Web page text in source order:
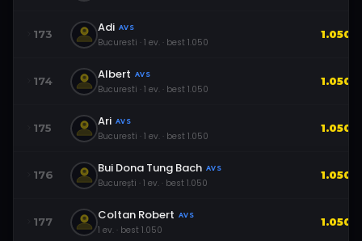
173 Adi AVS
Bucuresti · 1 ev. · best 1.050
1.050
174 Albert AVS
Bucuresti · 1 ev. · best 1.050
1.050
175 Ari AVS
Bucuresti · 1 ev. · best 1.050
1.050
176 Bui Dona Tung Bach AVS
București · 1 ev. · best 1.050
1.050
177 Coltan Robert AVS
1 ev. · best 1.050
1.050